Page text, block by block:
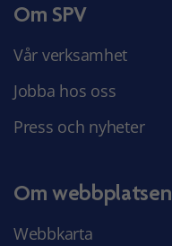
Om SPV
Vår verksamhet
Jobba hos oss
Press och nyheter
Om webbplatsen
Webbkarta